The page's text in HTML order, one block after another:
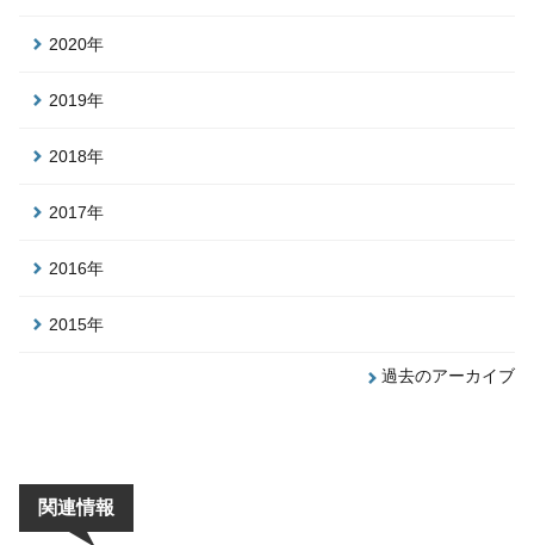
2020年
2019年
2018年
2017年
2016年
2015年
過去のアーカイブ
関連情報